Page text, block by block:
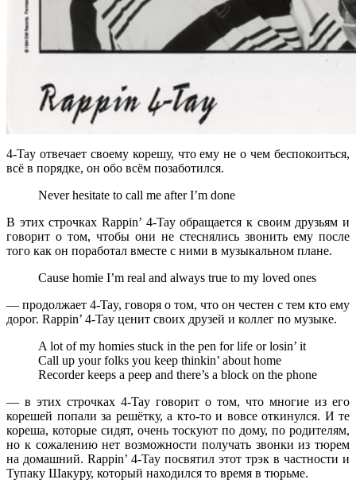
4-Tay отвечает своему корешу, что ему не о чем беспокоиться,
всё в порядке, он обо всём позаботился.
Never hesitate to call me after I’m done
В этих строчках Rappin’ 4-Tayобращается к своим друзьям и
говорит о том, чтобы они не стеснялись звонить ему после
того как он поработал вместе с ними в музыкальном плане.
Cause homie I’m real and always true to my loved ones
— продолжает 4-Tay, говоря о том, что он честен с тем кто ему
дорог. Rappin’ 4-Tay ценит своих друзей и коллег по музыке.
A lot of my homies stuck in the pen for life or losin’ it
Call up your folks you keep thinkin’ about home
Recorder keeps a peep and there’s a block on the phone
— в этих строчках 4-Tay говорит о том, что многие из его
корешей попали за решётку, а кто-то и вовсе откинулся. И те
кореша, которые сидят, очень тоскуют по дому, по родителям,
но к сожалению нет возможности получать звонки из тюрем
на домашний. Rappin’ 4-Tay посвятил этот трэк в частности и
Тупаку Шакуру, который находился то время в тюрьме.